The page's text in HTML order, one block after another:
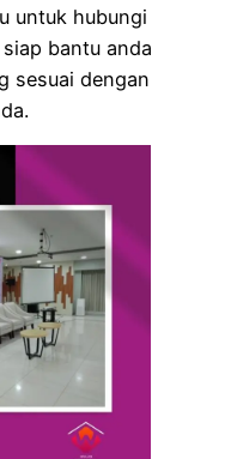
untuk hubungi
bantu anda
sesuai dengan